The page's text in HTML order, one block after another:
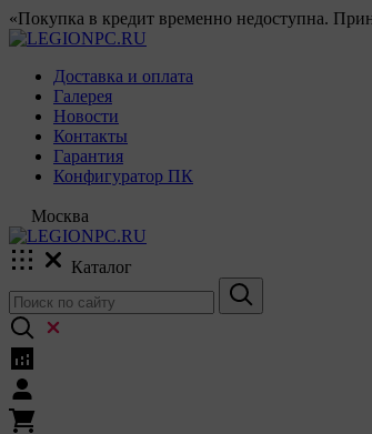
«Покупка в кредит временно недоступна.
Доставка и оплата
Галерея
Новости
Контакты
Гарантия
Конфигуратор ПК
Москва
Каталог